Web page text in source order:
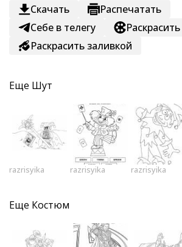
Скачать
Распечатать
Себе в телегу
Раскрасить
Раскрасить заливкой
Еще Шут
razrisyika razrisyika razrisyika
Еще Костюм